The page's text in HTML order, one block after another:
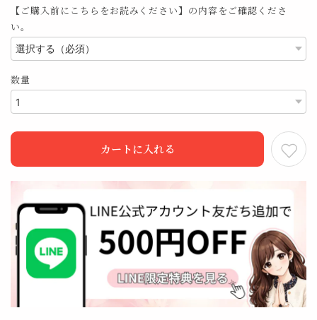
【ご購入前にこちらをお読みください】の内容をご確認くださ
い。
数量
カートに入れる